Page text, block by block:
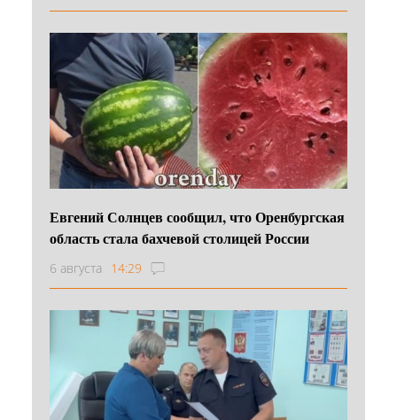
Евгений Солнцев сообщил, что Оренбургская
область стала бахчевой столицей России
6 августа 14:29